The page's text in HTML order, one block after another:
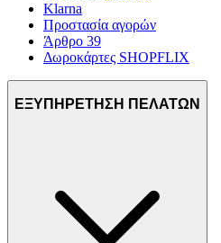
Klarna
Προστασία αγορών
Άρθρο 39
Δωροκάρτες SHOPFLIX
ΕΞΥΠΗΡΕΤΗΣΗ ΠΕΛΑΤΩΝ